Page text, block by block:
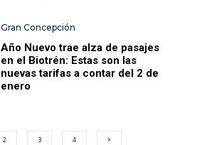
Gran Concepción
Año Nuevo trae alza de pasajes
en el Biotrén: Estas son las
nuevas tarifas a contar del 2 de
enero
2 3 4